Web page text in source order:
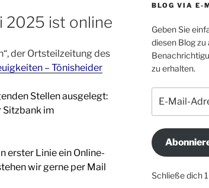
2025 ist online
der Ortsteilzeitung des
– Tönisheider
Stellen ausgelegt:
Sitzbank im
erster Linie ein Online-
wir gerne per Mail
BLOG VIA E-
Geben Sie
diesen Blog zu
zu erhalten.
Mail-
Adresse
Schließe dich